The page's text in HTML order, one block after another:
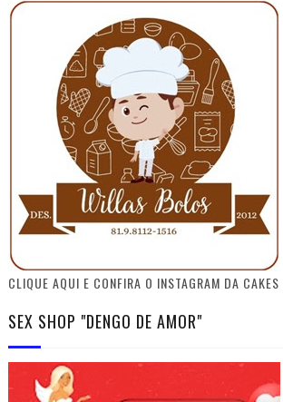
CLIQUE AQUI E CONFIRA O INSTAGRAM DA CAKES
SEX SHOP "DENGO DE AMOR"